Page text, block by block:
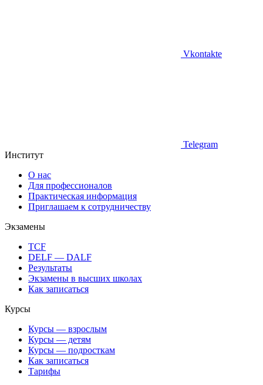
Vkontakte
Telegram
Институт
О нас
Для профессионалов
Практическая информация
Приглашаем к сотрудничеству
Экзамены
TCF
DELF — DALF
Результаты
Экзамены в высших школах
Как записаться
Курсы
Курсы — взрослым
Курсы — детям
Курсы — подросткам
Как записаться
Тарифы